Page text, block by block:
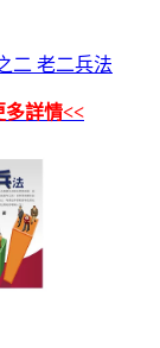
二 老二兵法
多詳情<<